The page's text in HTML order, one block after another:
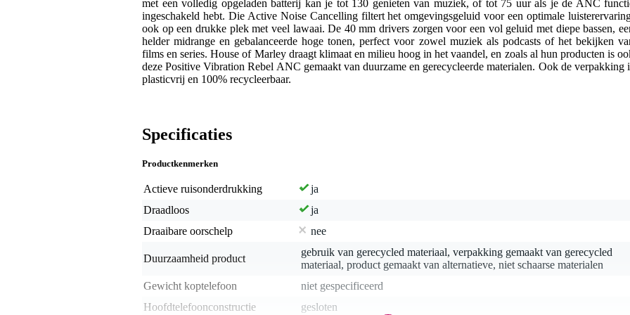
met een volledig opgeladen batterij kan je tot 130 genieten van muziek, of tot 75 uur als je de ANC
ingeschakeld hebt. Die Active Noise Cancelling filtert het omgevingsgeluid voor een optimale
ook op een drukke plek met veel lawaai. De 40 mm drivers zorgen voor een vol geluid met diepe bassen,
helder midrange en gebalanceerde hoge tonen, perfect voor zowel muziek als podcasts of het bekijken
films en series. House of Marley draagt klimaat en milieu hoog in het vaandel, en zoals al hun producten is
deze Positive Vibration Rebel ANC gemaakt van duurzame en gerecycleerde materialen. Ook de verpakking
plasticvrij en 100% recycleerbaar.
Specificaties
Productkenmerken
Actieve ruisonderdrukking
ja
Draadloos
ja
Draaibare oorschelp
nee
Duurzaamheid product
gebruik van gerecycled materiaal, verpakking gemaakt van gerecycled
materiaal, product gemaakt van alternatieve, niet schaarse materialen
Gewicht koptelefoon
niet gespecificeerd
Hoofdtelefoonconstructie
gesloten